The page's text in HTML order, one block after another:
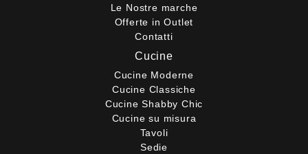
Le Nostre marche
Offerte in Outlet
Contatti
Cucine
Cucine Moderne
Cucine Classiche
Cucine Shabby Chic
Cucine su misura
Tavoli
Sedie